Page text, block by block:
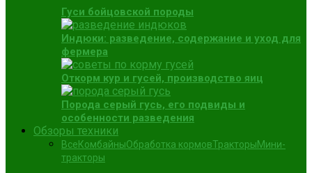
Гуси бойцовской породы
Индюки: разведение, содержание и уход для
фермера
Откорм кур и гусей, производство яиц
Порода серый гусь, его подвиды и
особенности разведения
Обзоры техники
ВсеКомбайныОбработка кормовТракторыМини-
тракторы